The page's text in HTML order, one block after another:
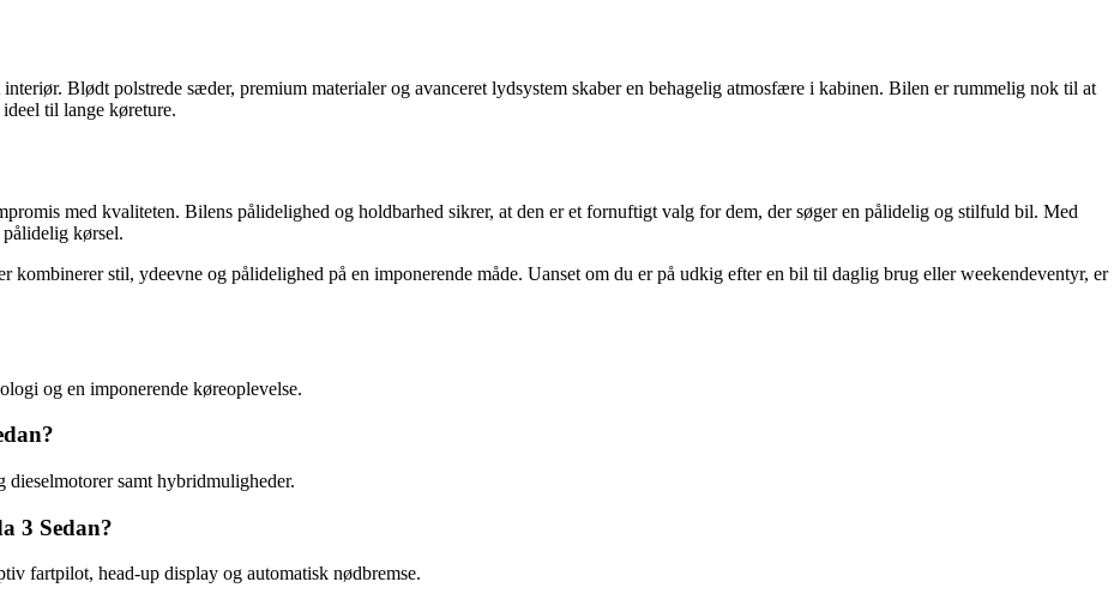
Blødt polstrede sæder, premium materialer og avanceret lydsystem skaber en behagelig atmosfære i kabinen. Bilen er rummelig nok til at
til lange køreture.
med kvaliteten. Bilens pålidelighed og holdbarhed sikrer, at den er et fornuftigt valg for dem, der søger en pålidelig og stilfuld bil. Med
kørsel.
kombinerer stil, ydeevne og pålidelighed på en imponerende måde. Uanset om du er på udkig efter en bil til daglig brug eller weekendeventyr, er
og en imponerende køreoplevelse.
samt hybridmuligheder.
3 Sedan?
fartpilot, head-up display og automatisk nødbremse.